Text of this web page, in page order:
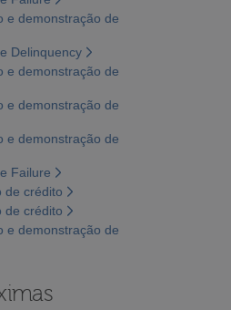
e demonstração de
Delinquency
e demonstração de
e demonstração de
e demonstração de
Failure
de crédito
de crédito
e demonstração de